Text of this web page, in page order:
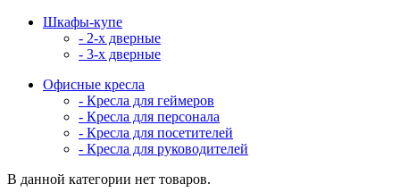
Шкафы-купе
- 2-х дверные
- 3-х дверные
Офисные кресла
- Кресла для геймеров
- Кресла для персонала
- Кресла для посетителей
- Кресла для руководителей
В данной категории нет товаров.